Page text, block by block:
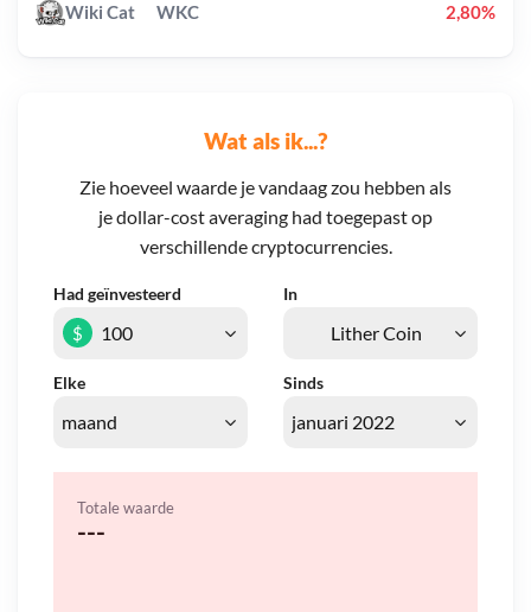
Wat als ik...?
Zie hoeveel waarde je vandaag zou hebben als
je dollar-cost averaging had toegepast op
verschillende cryptocurrencies.
Had geïnvesteerd In
Elke Sinds
$
Totale waarde
---
Wiki Cat WKC 2,80%